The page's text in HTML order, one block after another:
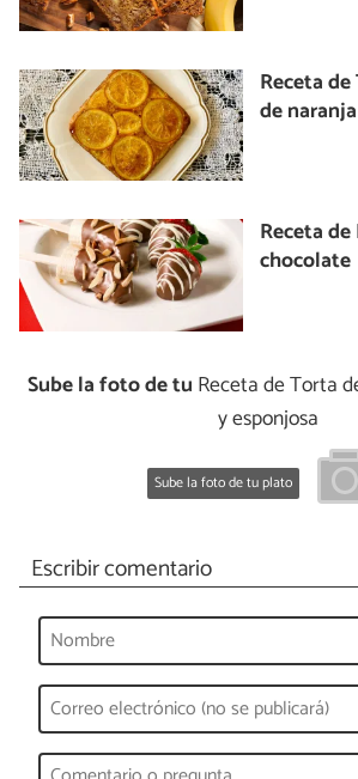
Receta
de naranja
Receta
chocolate
Sube la foto de tu Receta de Torta
y esponjosa
Sube la foto de tu plato
Escribir comentario